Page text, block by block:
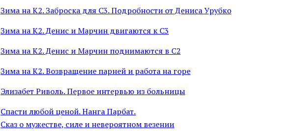
Зима на К2. Заброска для С3. Подробности от Дениса Урубко
Зима на К2. Денис и Марчин двигаются к С3
Зима на К2. Денис и Марчин поднимаются в С2
Зима на К2. Возвращение парней и работа на горе
Элизабет Риволь. Первое интервью из больницы
Спасти любой ценой. Нанга Парбат.
Сказ о мужестве, силе и невероятном везении